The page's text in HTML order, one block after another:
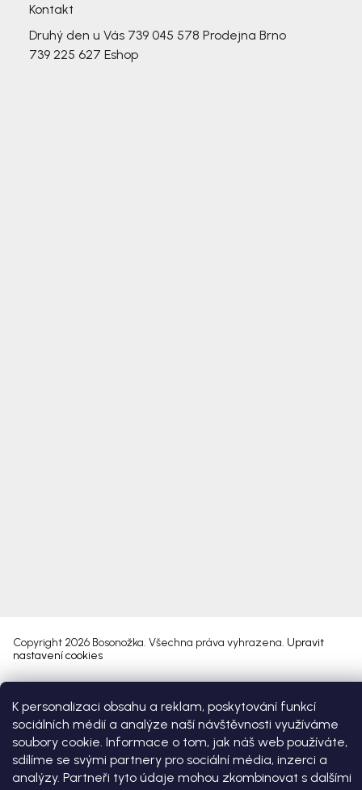
K personalizaci obsahu a reklam, poskytování funkcí
sociálních médií a analýze naší návštěvnosti využíváme
soubory cookie. Informace o tom, jak náš web používáte,
sdílíme se svými partnery pro sociální média, inzerci a
analýzy. Partneři tyto údaje mohou zkombinovat s dalšími
Kontakt
Druhý den u Vás 739 045 578 Prodejna Brno
739 225 627 Eshop
Copyright 2026 Bosonožka. Všechna práva vyhrazena. Upravit
nastavení cookies